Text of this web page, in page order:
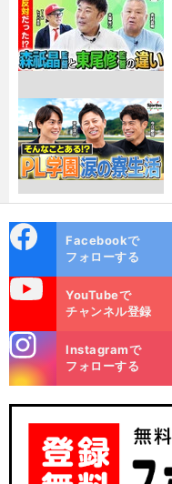
ok
Facebookで
フォローする
YouTubeで
チャンネル登録
m
Instagramで
フォローする